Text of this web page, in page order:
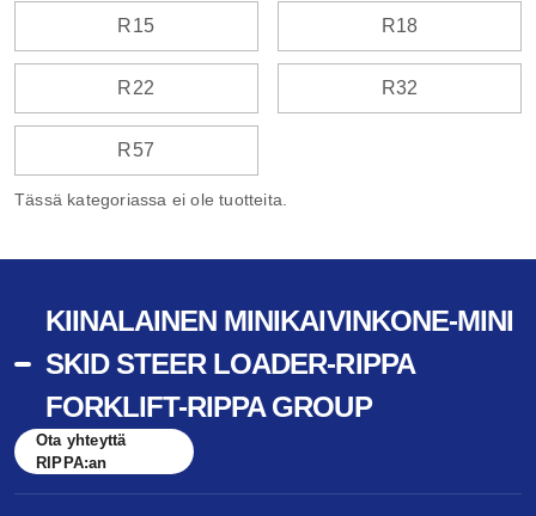
R15 R18
R22 R32
R57
Tässä kategoriassa ei ole tuotteita.
KIINALAINEN MINIKAIVINKONE-MINI
SKID STEER LOADER-RIPPA
FORKLIFT-RIPPA GROUP
Ota yhteyttä
RIPPA:an